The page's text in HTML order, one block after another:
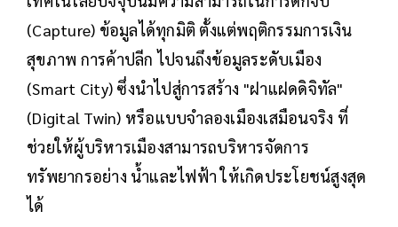
(Capture) ข้อมูลได้ทุกมิติ ตั้งแต่พฤติกรรมการเงิน
สุขภาพ การค้าปลีก ไปจนถึงข้อมูลระดับเมือง
(Smart City) ซึ่งนำไปสู่การสร้าง "ฝาแฝดดิจิทัล"
(Digital Twin) หรือแบบจำลองเมืองเสมือนจริง ที่
ช่วยให้ผู้บริหารเมืองสามารถบริหารจัดการ
ทรัพยากรอย่าง น้ำและไฟฟ้า ให้เกิดประโยชน์สูงสุด
ได้